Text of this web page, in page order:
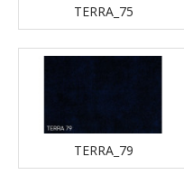
TERRA_75
TERRA_79